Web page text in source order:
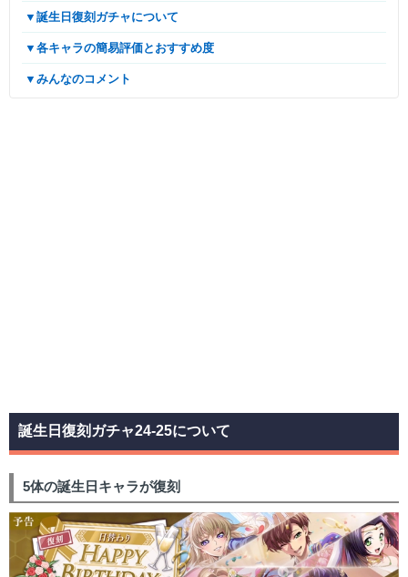
▼誕生日復刻ガチャについて
▼各キャラの簡易評価とおすすめ度
▼みんなのコメント
誕生日復刻ガチャ24-25について
5体の誕生日キャラが復刻